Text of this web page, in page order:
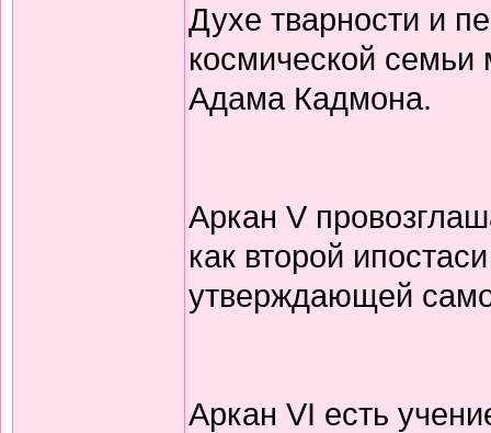
Духе тварности и
космической
Адама Кадмона.
Аркан V
как второй
утверждающей
Аркан VI есть